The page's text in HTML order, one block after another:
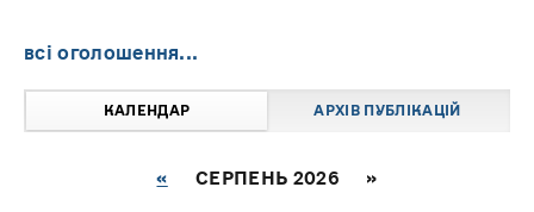
всі оголошення...
КАЛЕНДАР АРХІВ ПУБЛІКАЦІЙ
« СЕРПЕНЬ 2026 »